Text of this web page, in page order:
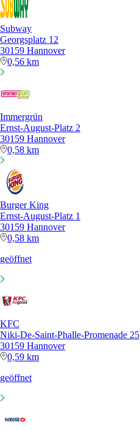
Subway
Georgsplatz 12
30159 Hannover
0,56 km
Immergrün
Ernst-August-Platz 2
30159 Hannover
0,58 km
Burger King
Ernst-August-Platz 1
30159 Hannover
0,58 km
geöffnet
KFC
Niki-De-Saint-Phalle-Promenade 25
30159 Hannover
0,59 km
geöffnet